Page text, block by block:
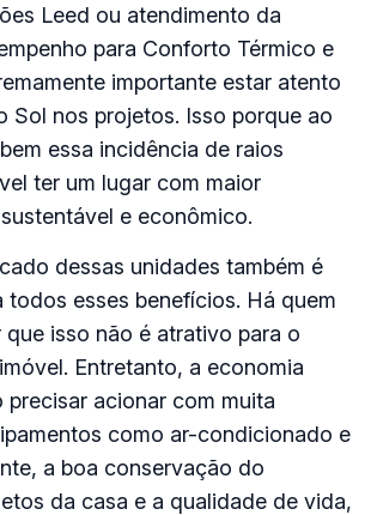
Leed ou atendimento da
para Conforto Térmico e
importante estar atento
Sol nos projetos. Isso porque ao
essa incidência de raios
ter um lugar com maior
e econômico.
dessas unidades também é
todos esses benefícios. Há quem
que isso não é atrativo para o
Entretanto, a economia
precisar acionar com muita
como ar-condicionado e
a boa conservação do
da casa e a qualidade de vida,